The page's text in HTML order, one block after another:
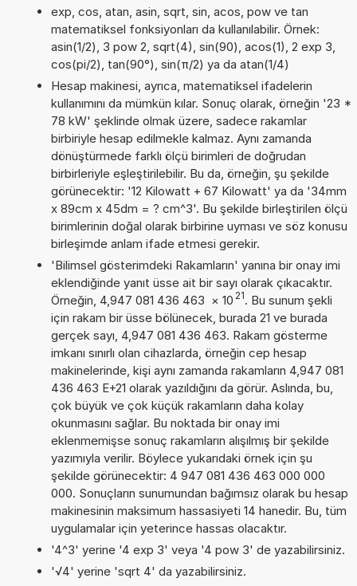
exp, cos, atan, asin, sqrt, sin, acos, pow ve tan
matematiksel fonksiyonları da kullanılabilir. Örnek:
asin(1/2), 3 pow 2, sqrt(4), sin(90), acos(1), 2 exp 3,
cos(pi/2), tan(90°), sin(π/2) ya da atan(1/4)
Hesap makinesi, ayrıca, matematiksel ifadelerin
kullanımını da mümkün kılar. Sonuç olarak, örneğin '23 *
78 kW' şeklinde olmak üzere, sadece rakamlar
birbiriyle hesap edilmekle kalmaz. Aynı zamanda
dönüştürmede farklı ölçü birimleri de doğrudan
birbirleriyle eşleştirilebilir. Bu da, örneğin, şu şekilde
görünecektir: '12 Kilowatt + 67 Kilowatt' ya da '34mm
x 89cm x 45dm = ? cm^3'. Bu şekilde birleştirilen ölçü
birimlerinin doğal olarak birbirine uyması ve söz konusu
birleşimde anlam ifade etmesi gerekir.
'Bilimsel gösterimdeki Rakamların' yanına bir onay imi
eklendiğinde yanıt üsse ait bir sayı olarak çıkacaktır.
Örneğin, 4,947 081 436 463 × 10 21. Bu sunum şekli
için rakam bir üsse bölünecek, burada 21 ve burada
gerçek sayı, 4,947 081 436 463. Rakam gösterme
imkanı sınırlı olan cihazlarda, örneğin cep hesap
makinelerinde, kişi aynı zamanda rakamların 4,947 081
436 463 E+21 olarak yazıldığını da görür. Aslında, bu,
çok büyük ve çok küçük rakamların daha kolay
okunmasını sağlar. Bu noktada bir onay imi
eklenmemişse sonuç rakamların alışılmış bir şekilde
yazımıyla verilir. Böylece yukarıdaki örnek için şu
şekilde görünecektir: 4 947 081 436 463 000 000
000. Sonuçların sunumundan bağımsız olarak bu hesap
makinesinin maksimum hassasiyeti 14 hanedir. Bu, tüm
uygulamalar için yeterince hassas olacaktır.
'4^3' yerine '4 exp 3' veya '4 pow 3' de yazabilirsiniz.
'√4' yerine 'sqrt 4' da yazabilirsiniz.